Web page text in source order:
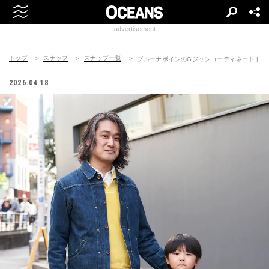
advertisement
トップ スナップ スナップ一覧 ブルーナボインのGジャンコーディネート |
2026.04.18